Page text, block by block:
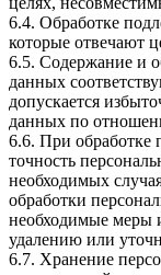
6.4. Обработке
которые отвечают
6.5. Содержание и
данных
допускается
данных по
6.6. При обработке
точность
необходимых
обработки
необходимые меры
удалению или
6.7. Хранение